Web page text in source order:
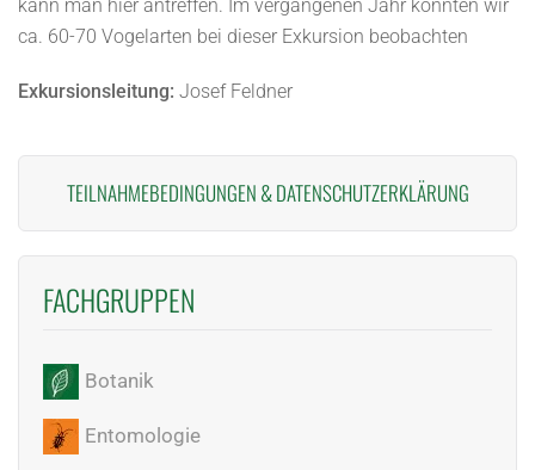
FACHGRUPPEN
Botanik
Entomologie
kann man hier antreffen. Im vergangenen Jahr konnten wir
ca. 60-70 Vogelarten bei dieser Exkursion beobachten
Exkursionsleitung: Josef Feldner
TEILNAHMEBEDINGUNGEN &DATENSCHUTZERKLÄRUNG